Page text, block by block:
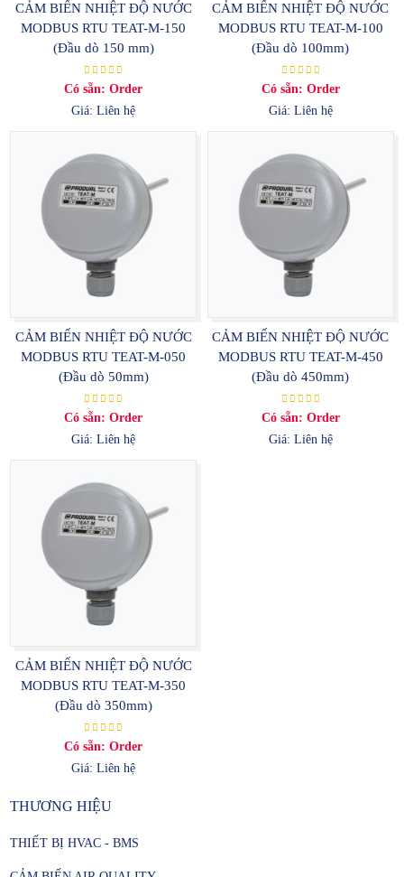
CẢM BIẾN NHIỆT ĐỘ NƯỚC
MODBUS RTU TEAT-M-150
(Đầu dò 150 mm)
Có sẵn: Order
Giá: Liên hệ
CẢM BIẾN NHIỆT ĐỘ NƯỚC
MODBUS RTU TEAT-M-100
(Đầu dò 100mm)
Có sẵn: Order
Giá: Liên hệ
CẢM BIẾN NHIỆT ĐỘ NƯỚC
MODBUS RTU TEAT-M-050
(Đầu dò 50mm)
Có sẵn: Order
Giá: Liên hệ
CẢM BIẾN NHIỆT ĐỘ NƯỚC
MODBUS RTU TEAT-M-450
(Đầu dò 450mm)
Có sẵn: Order
Giá: Liên hệ
CẢM BIẾN NHIỆT ĐỘ NƯỚC
MODBUS RTU TEAT-M-350
(Đầu dò 350mm)
Có sẵn: Order
Giá: Liên hệ
THƯƠNG HIỆU
THIẾT BỊ HVAC - BMS